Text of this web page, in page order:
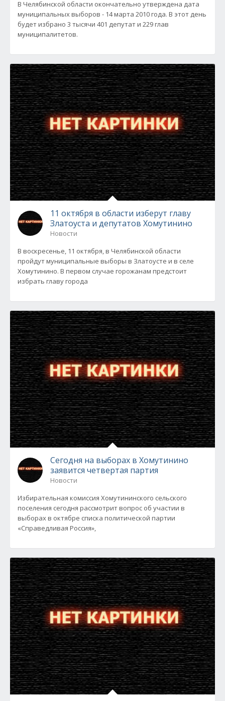
В Челябинской области окончательно утверждена дата
муниципальных выборов - 14 марта 2010 года. В этот день
будет избрано 3 тысячи 401 депутат и 229 глав
муниципалитетов.
11 октября в области изберут главу
Златоуста и депутатов Хомутинино
Новости
В воскресенье, 11 октября, в Челябинской области
пройдут муниципальные выборы в Златоусте и в селе
Хомутинино. В первом случае горожанам предстоит
избрать главу города
Сегодня на выборах в Хомутинино
заявится четвертая партия
Новости
Избирательная комиссия Хомутининского сельского
поселения сегодня рассмотрит вопрос об участии в
выборах в октябре списка политической партии
«Справедливая Россия»,